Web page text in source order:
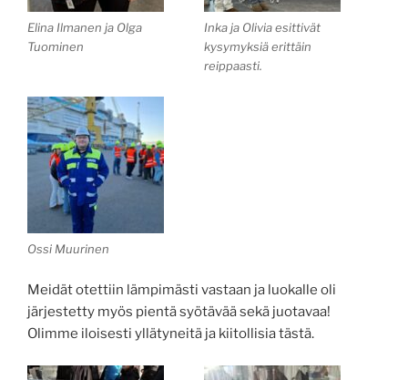
Elina Ilmanen ja Olga
Tuominen
Inka ja Olivia esittivät
kysymyksiä erittäin
reippaasti.
Ossi Muurinen
Meidät otettiin lämpimästi vastaan ja luokalle oli
järjestetty myös pientä syötävää sekä juotavaa!
Olimme iloisesti yllätyneitä ja kiitollisia tästä.